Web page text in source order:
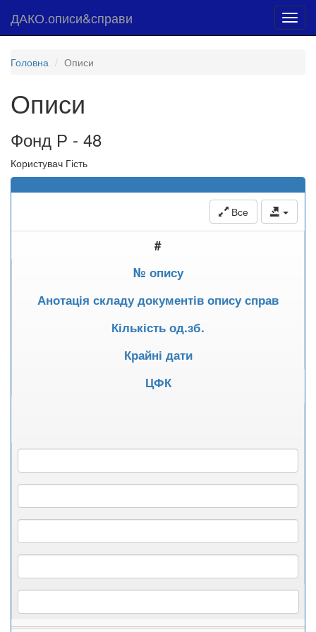
ДАКО.описи&справи
Головна Описи
Описи
Фонд Р - 48
Користувач Гість
Все
#
№ опису
Анотація складу документів опису справ
Кількість од.зб.
Крайні дати
ЦФК